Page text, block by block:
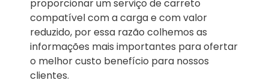
proporcionar um serviço de carreto
compatível com a carga e com valor
reduzido, por essa razão colhemos as
informações mais importantes para ofertar
o melhor custo benefício para nossos
clientes.